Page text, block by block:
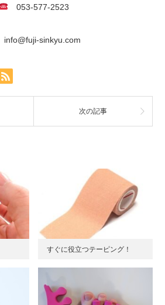
053-577-2523
info@fuji-sinkyu.com
次の記事
すぐに役立つテーピング！